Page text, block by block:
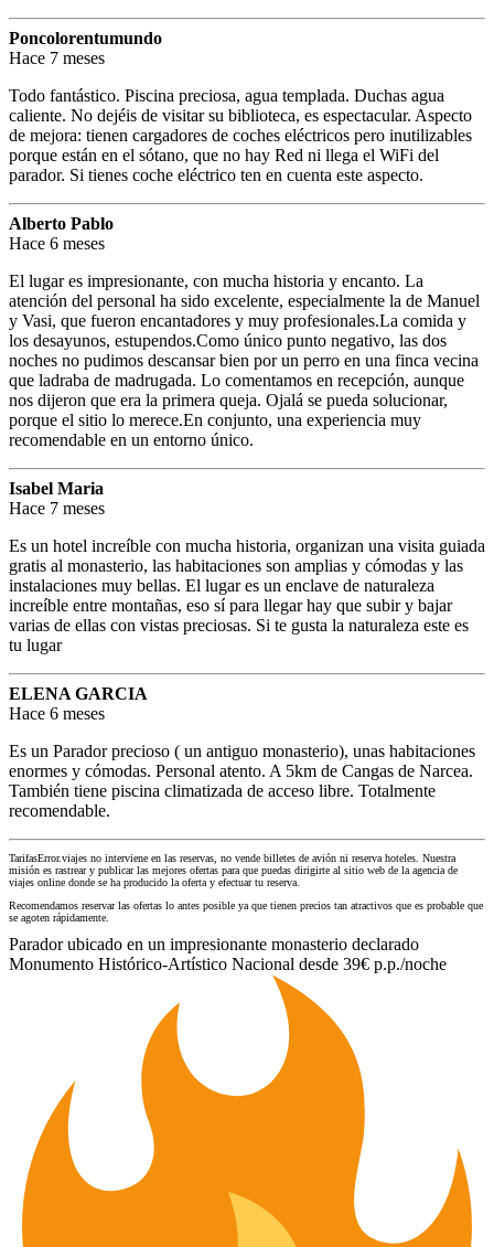
Poncolorentumundo
Hace 7 meses
Todo fantástico. Piscina preciosa, agua templada. Duchas agua
caliente. No dejéis de visitar su biblioteca, es espectacular. Aspecto
de mejora: tienen cargadores de coches eléctricos pero inutilizables
porque están en el sótano, que no hay Red ni llega el WiFi del
parador. Si tienes coche eléctrico ten en cuenta este aspecto.
Alberto Pablo
Hace 6 meses
El lugar es impresionante, con mucha historia y encanto. La
atención del personal ha sido excelente, especialmente la de Manuel
y Vasi, que fueron encantadores y muy profesionales.La comida y
los desayunos, estupendos.Como único punto negativo, las dos
noches no pudimos descansar bien por un perro en una finca vecina
que ladraba de madrugada. Lo comentamos en recepción, aunque
nos dijeron que era la primera queja. Ojalá se pueda solucionar,
porque el sitio lo merece.En conjunto, una experiencia muy
recomendable en un entorno único.
Isabel Maria
Hace 7 meses
Es un hotel increíble con mucha historia, organizan una visita guiada
gratis al monasterio, las habitaciones son amplias y cómodas y las
instalaciones muy bellas. El lugar es un enclave de naturaleza
increíble entre montañas, eso sí para llegar hay que subir y bajar
varias de ellas con vistas preciosas. Si te gusta la naturaleza este es
tu lugar
ELENA GARCIA
Hace 6 meses
Es un Parador precioso ( un antiguo monasterio), unas habitaciones
enormes y cómodas. Personal atento. A 5km de Cangas de Narcea.
También tiene piscina climatizada de acceso libre. Totalmente
recomendable.
TarifasError.viajes no interviene en las reservas, no vende billetes de avión ni reserva hoteles. Nuestra
misión es rastrear y publicar las mejores ofertas para que puedas dirigirte al sitio web de la agencia de
viajes online donde se ha producido la oferta y efectuar tu reserva.
Recomendamos reservar las ofertas lo antes posible ya que tienen precios tan atractivos que es probable que
se agoten rápidamente.
Parador ubicado en un impresionante monasterio declarado
Monumento Histórico-Artístico Nacional desde 39€ p.p./noche